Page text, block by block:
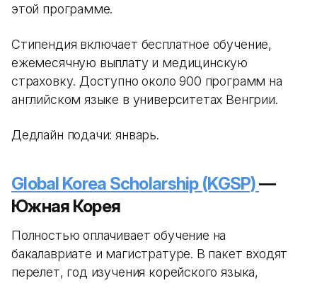
этой программе.
Стипендия включает бесплатное обучение,
ежемесячную выплату и медицинскую
страховку. Доступно около 900 программ на
английском языке в университетах Венгрии.
Дедлайн подачи: январь.
Global Korea Scholarship (KGSP)—
Южная Корея
Полностью оплачивает обучение на
бакалавриате и магистратуре. В пакет входят
перелет, год изучения корейского языка,